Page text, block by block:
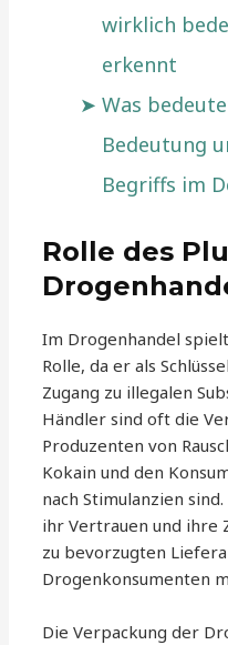
wirklich
erkennt
Was
Bedeutung
Begriffs im
Rolle des
Im Drogenhandel
Rolle, da er als
Zugang zu illegalen
Händler sind oft die
Produzenten von
Kokain und den
nach Stimulanzien
ihr Vertrauen und ihre
zu bevorzugten
Drogenkonsumenten
Die Verpackung der